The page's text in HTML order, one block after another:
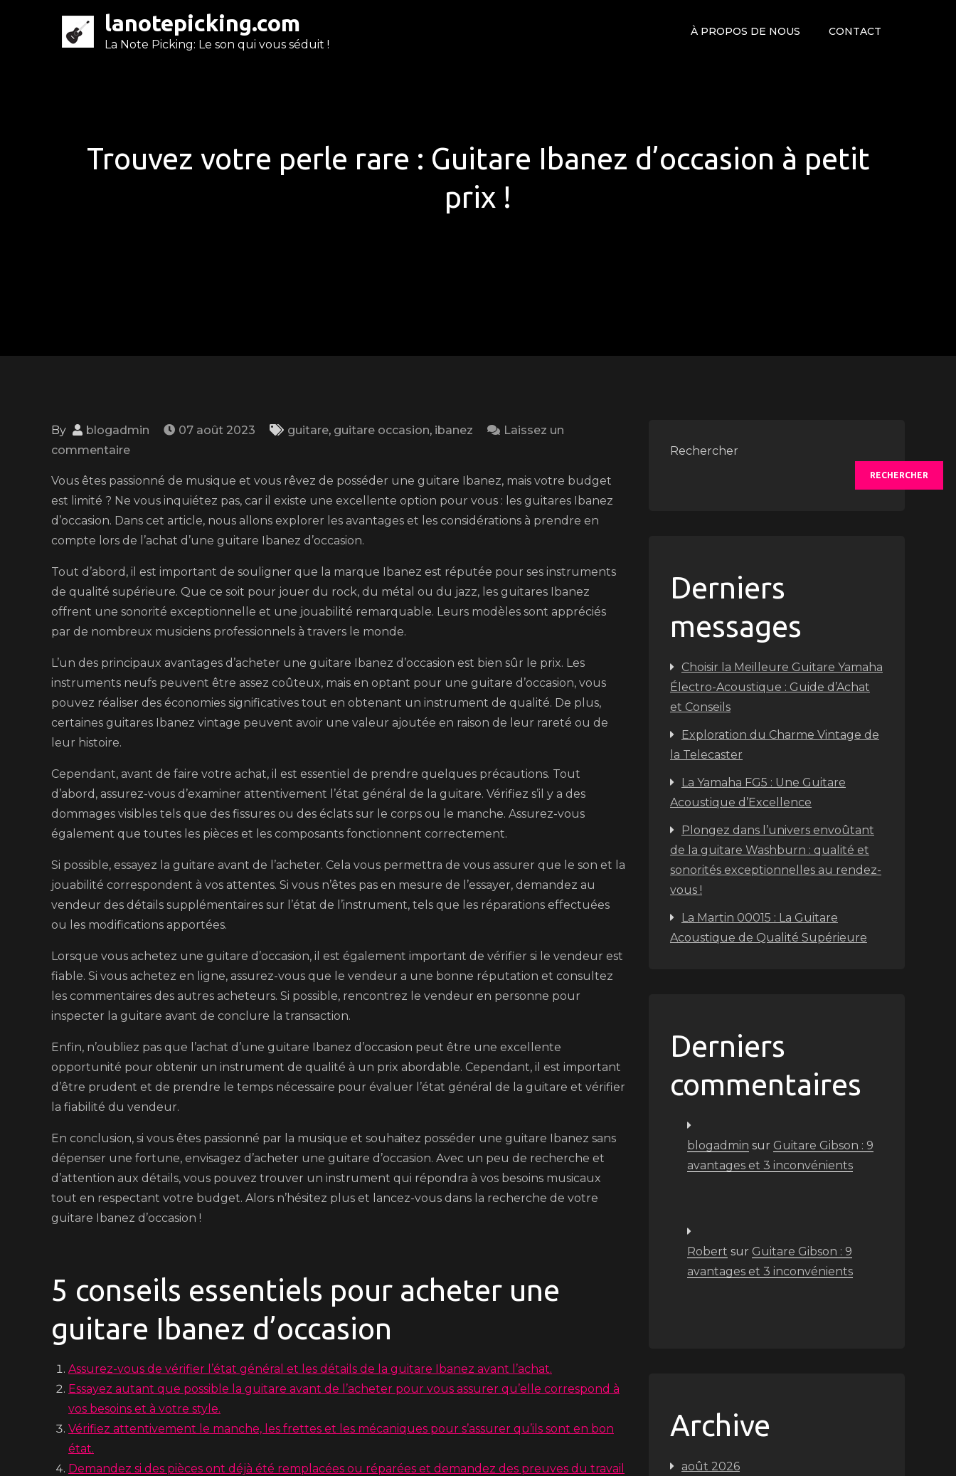
lanotepicking.com
La Note Picking: Le son qui vous séduit !
À PROPOS DE NOUS CONTACT
Trouvez votre perle rare : Guitare Ibanez d’occasion à petit
prix !
By blogadmin 07 août 2023 guitare, guitare occasion, ibanez
Laissez un
commentaireon
votre
perle
rare
Guitare
Ibanez
d’occasion
à
prix
!
Vous êtes passionné de musique et vous rêvez de posséder une guitare Ibanez, mais votre budget
est limité ? Ne vous inquiétez pas, car il existe une excellente option pour vous : les guitares Ibanez
d’occasion. Dans cet article, nous allons explorer les avantages et les considérations à prendre en
compte lors de l’achat d’une guitare Ibanez d’occasion.
Tout d’abord, il est important de souligner que la marque Ibanez est réputée pour ses instruments
de qualité supérieure. Que ce soit pour jouer du rock, du métal ou du jazz, les guitares Ibanez
offrent une sonorité exceptionnelle et une jouabilité remarquable. Leurs modèles sont appréciés
par de nombreux musiciens professionnels à travers le monde.
L’un des principaux avantages d’acheter une guitare Ibanez d’occasion est bien sûr le prix. Les
instruments neufs peuvent être assez coûteux, mais en optant pour une guitare d’occasion, vous
pouvez réaliser des économies significatives tout en obtenant un instrument de qualité. De plus,
certaines guitares Ibanez vintage peuvent avoir une valeur ajoutée en raison de leur rareté ou de
leur histoire.
Cependant, avant de faire votre achat, il est essentiel de prendre quelques précautions. Tout
d’abord, assurez-vous d’examiner attentivement l’état général de la guitare. Vérifiez s’il y a des
dommages visibles tels que des fissures ou des éclats sur le corps ou le manche. Assurez-vous
également que toutes les pièces et les composants fonctionnent correctement.
Si possible, essayez la guitare avant de l’acheter. Cela vous permettra de vous assurer que le son et la
jouabilité correspondent à vos attentes. Si vous n’êtes pas en mesure de l’essayer, demandez au
vendeur des détails supplémentaires sur l’état de l’instrument, tels que les réparations effectuées
ou les modifications apportées.
Lorsque vous achetez une guitare d’occasion, il est également important de vérifier si le vendeur est
fiable. Si vous achetez en ligne, assurez-vous que le vendeur a une bonne réputation et consultez
les commentaires des autres acheteurs. Si possible, rencontrez le vendeur en personne pour
inspecter la guitare avant de conclure la transaction.
Enfin, n’oubliez pas que l’achat d’une guitare Ibanez d’occasion peut être une excellente
opportunité pour obtenir un instrument de qualité à un prix abordable. Cependant, il est important
d’être prudent et de prendre le temps nécessaire pour évaluer l’état général de la guitare et vérifier
la fiabilité du vendeur.
En conclusion, si vous êtes passionné par la musique et souhaitez posséder une guitare Ibanez sans
dépenser une fortune, envisagez d’acheter une guitare d’occasion. Avec un peu de recherche et
d’attention aux détails, vous pouvez trouver un instrument qui répondra à vos besoins musicaux
tout en respectant votre budget. Alors n’hésitez plus et lancez-vous dans la recherche de votre
guitare Ibanez d’occasion !
5 conseils essentiels pour acheter une
guitare Ibanez d’occasion
Assurez-vous de vérifier l’état général et les détails de la guitare Ibanez avant l’achat.
Essayez autant que possible la guitare avant de l’acheter pour vous assurer qu’elle correspond à
vos besoins et à votre style.
Vérifiez attentivement le manche, les frettes et les mécaniques pour s’assurer qu’ils sont en bon
état.
Demandez si des pièces ont déjà été remplacées ou réparées et demandez des preuves du travail
Rechercher
RECHERCHER
Derniers
messages
Choisir la Meilleure Guitare Yamaha
Électro-Acoustique : Guide d’Achat
et Conseils
Exploration du Charme Vintage de
la Telecaster
La Yamaha FG5 : Une Guitare
Acoustique d’Excellence
Plongez dans l’univers envoûtant
de la guitare Washburn : qualité et
sonorités exceptionnelles au rendez-
vous !
La Martin 00015 : La Guitare
Acoustique de Qualité Supérieure
Derniers
commentaires
blogadmin sur Guitare Gibson : 9
avantages et 3 inconvénients
Robert sur Guitare Gibson : 9
avantages et 3 inconvénients
Archive
août 2026